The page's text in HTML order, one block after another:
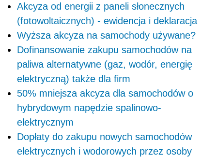
Akcyza od energii z paneli słonecznych
(fotowoltaicznych) - ewidencja i deklaracja
Wyższa akcyza na samochody używane?
Dofinansowanie zakupu samochodów na
paliwa alternatywne (gaz, wodór, energię
elektryczną) także dla firm
50% mniejsza akcyza dla samochodów o
hybrydowym napędzie spalinowo-
elektrycznym
Dopłaty do zakupu nowych samochodów
elektrycznych i wodorowych przez osoby